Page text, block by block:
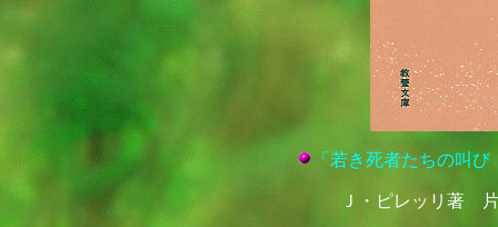
「若き死者たちの叫
Ｊ・ピレッリ著